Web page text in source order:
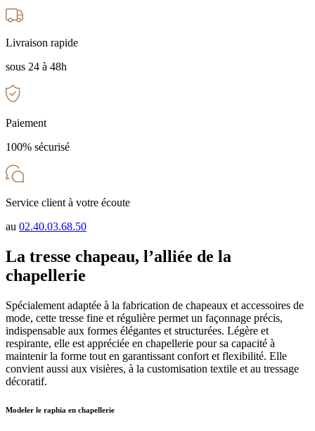
Livraison rapide
sous 24 à 48h
Paiement
100% sécurisé
Service client à votre écoute
au 02.40.03.68.50
La tresse chapeau, l’alliée de la
chapellerie
Spécialement adaptée à la fabrication de chapeaux et accessoires de
mode, cette tresse fine et régulière permet un façonnage précis,
indispensable aux formes élégantes et structurées. Légère et
respirante, elle est appréciée en chapellerie pour sa capacité à
maintenir la forme tout en garantissant confort et flexibilité. Elle
convient aussi aux visières, à la customisation textile et au tressage
décoratif.
Modeler le raphia en chapellerie